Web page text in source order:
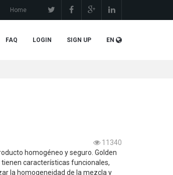
Home
EN
LOGIN SIGN UP
FAQ
11340
homogéneo y seguro. Golden
características funcionales,
la homogeneidad de la mezcla y